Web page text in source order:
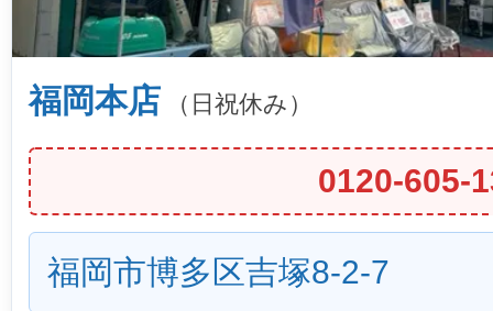
福岡本店 （日祝休み）
0120-605-
福岡市博多区吉塚8-2-7